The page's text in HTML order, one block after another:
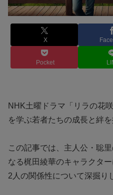
X
Pocket
NHK土曜ドラマ「リラの花
を学ぶ若者たちの成長と絆
この記事では、主人公・聡
なる梶田綾華のキャラクタ
2人の関係性について深掘り